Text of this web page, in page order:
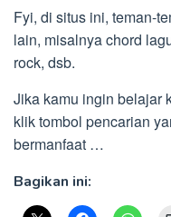
Fyi, di situs ini, teman-
lain, misalnya chord
rock, dsb.
Jika kamu ingin belajar
klik tombol pencarian
bermanfaat …
Bagikan ini: